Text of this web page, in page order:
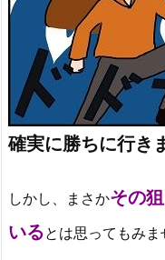
確実に勝ちに行き
しかし、まさかその
いるとは思ってもみ